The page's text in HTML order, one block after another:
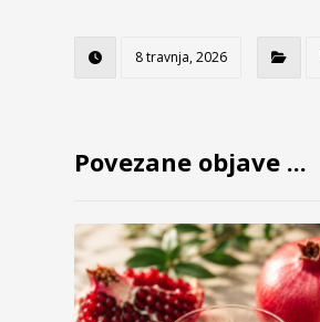
8 travnja, 2026
Povezane objave ...